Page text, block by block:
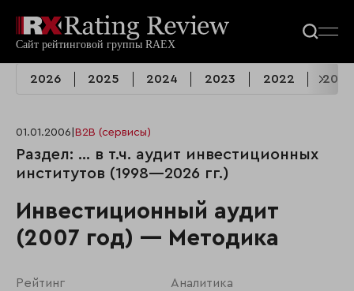
2026 2025 2024 2023 2022 2021
01.01.2006 B2B (сервисы)
Раздел: ... в т.ч. аудит инвестиционных
институтов (1998—2026 гг.)
Инвестиционный аудит
(2007 год) — Методика
Рейтинг Аналитика